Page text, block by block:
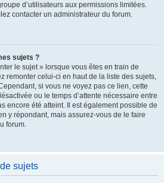
d’utilisateurs aux permissions limitées.
contacter un administrateur du forum.
sujets ?
le sujet » lorsque vous êtes en train de
remonter celui-ci en haut de la liste des sujets,
si vous ne voyez pas ce lien, cette
ou le temps d’attente nécessaire entre
encore été atteint. Il est également possible de
y répondant, mais assurez-vous de le faire
forum.
sujets